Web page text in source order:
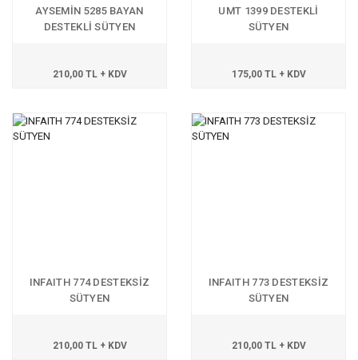
AYSEMİN 5285 BAYAN
DESTEKLİ SÜTYEN
210,00 TL + KDV
UMT 1399 DESTEKLİ
SÜTYEN
175,00 TL + KDV
INFAITH 774 DESTEKSİZ
SÜTYEN
210,00 TL + KDV
INFAITH 773 DESTEKSİZ
SÜTYEN
210,00 TL + KDV